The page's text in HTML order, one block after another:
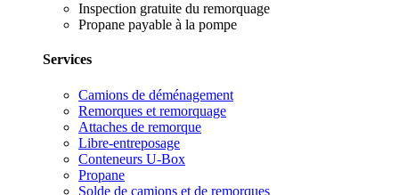
Inspection gratuite du remorquage
Propane payable à la pompe
Services
Camions de déménagement
Remorques et remorquage
Attaches de remorque
Libre-entreposage
Conteneurs U-Box
Propane
Solde de camions et de remorques